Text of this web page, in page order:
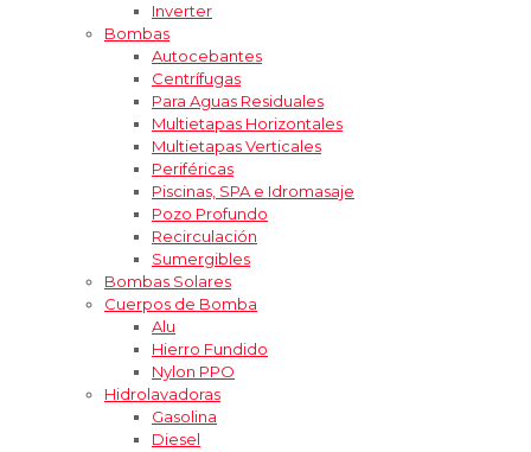
Inverter
Bombas
Autocebantes
Centrífugas
Para Aguas Residuales
Multietapas Horizontales
Multietapas Verticales
Periféricas
Piscinas, SPA e Idromasaje
Pozo Profundo
Recirculación
Sumergibles
Bombas Solares
Cuerpos de Bomba
Alu
Hierro Fundido
Nylon PPO
Hidrolavadoras
Gasolina
Diesel